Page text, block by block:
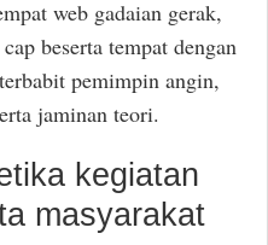
web gadaian gerak,
beserta tempat dengan
pemimpin angin,
jaminan teori.
kegiatan
masyarakat